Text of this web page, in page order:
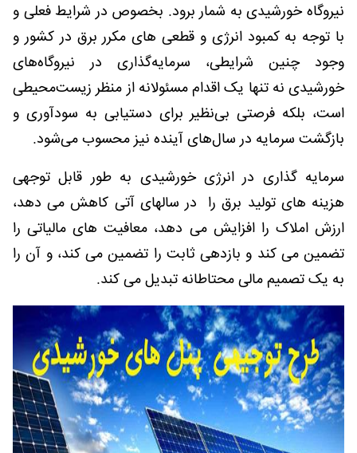
نیروگاه خورشیدی به شمار برود. بخصوص در شرایط فعلی و
با توجه به کمبود انرژی و قطعی های مکرر برق در کشور و
وجود چنین شرایطی، سرمایه‌گذاری در نیروگاه‌های
خورشیدی نه تنها یک اقدام مسئولانه از منظر زیست‌محیطی
است، بلکه فرصتی بی‌نظیر برای دستیابی به سودآوری و
بازگشت سرمایه در سال‌های آینده نیز محسوب می‌شود.
سرمایه گذاری در انرژی خورشیدی به طور قابل توجهی
هزینه های تولید برق را در سالهای آتی کاهش می دهد،
ارزش املاک را افزایش می دهد، معافیت های مالیاتی را
تضمین می کند و بازدهی ثابت را تضمین می کند، و آن را
به یک تصمیم مالی محتاطانه تبدیل می کند.